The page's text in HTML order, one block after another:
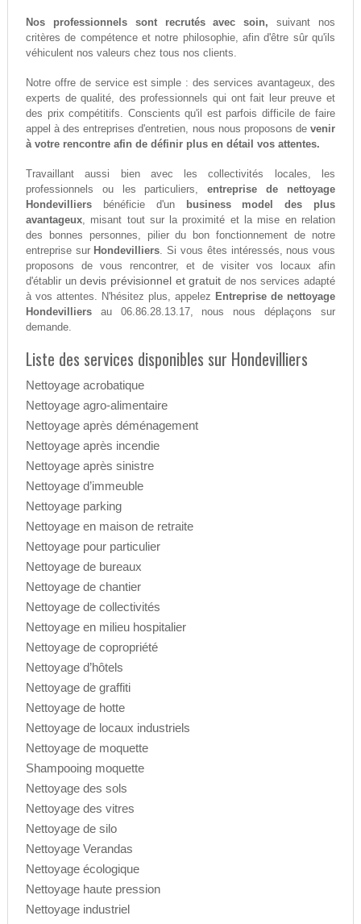
Nos professionnels sont recrutés avec soin, suivant nos
critères de compétence et notre philosophie, afin d'être sûr qu'ils
véhiculent nos valeurs chez tous nos clients.
Notre offre de service est simple : des services avantageux, des
experts de qualité, des professionnels qui ont fait leur preuve et
des prix compétitifs. Conscients qu'il est parfois difficile de faire
appel à des entreprises d'entretien, nous nous proposons devenir
à votre rencontre afin de définir plus en détail vos attentes.
Travaillant aussi bien avec les collectivités locales, les
professionnels ou les particuliers,entreprise de nettoyage
Hondevilliersbénéficie d'un
business model des plus
avantageux, misant tout sur la proximité et la mise en relation
des bonnes personnes, pilier du bon fonctionnement de notre
entreprise sur Hondevilliers. Si vous êtes intéressés, nous vous
proposons de vous rencontrer, et de visiter vos locaux afin
d'établir undevis prévisionnel et gratuit de nos services adapté
à vos attentes. N'hésitez plus, appelez Entreprise de nettoyage
Hondevilliersau 06.86.28.13.17, nous nous déplaçons sur
demande.
Liste des services disponibles sur Hondevilliers
Nettoyage acrobatique
Nettoyage agro-alimentaire
Nettoyage après déménagement
Nettoyage après incendie
Nettoyage après sinistre
Nettoyage d’immeuble
Nettoyage parking
Nettoyage en maison de retraite
Nettoyage pour particulier
Nettoyage de bureaux
Nettoyage de chantier
Nettoyage de collectivités
Nettoyage en milieu hospitalier
Nettoyage de copropriété
Nettoyage d’hôtels
Nettoyage de graffiti
Nettoyage de hotte
Nettoyage de locaux industriels
Nettoyage de moquette
Shampooing moquette
Nettoyage des sols
Nettoyage des vitres
Nettoyage de silo
Nettoyage Verandas
Nettoyage écologique
Nettoyage haute pression
Nettoyage industriel